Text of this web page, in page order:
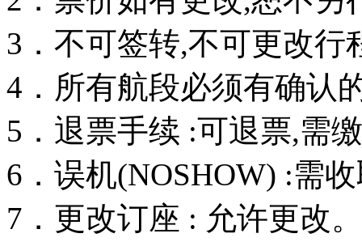
3．不可签转,不可更改行
4．所有航段必须有确认
5．退票手续 :可退票,需
6．误机(NOSHOW) :需
7．更改订座 : 允许更改